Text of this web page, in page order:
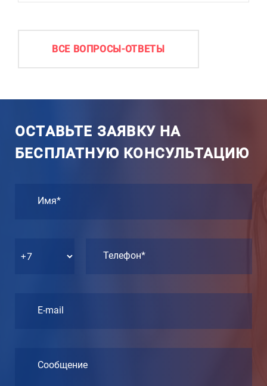
ВСЕ ВОПРОСЫ-ОТВЕТЫ
ОСТАВЬТЕ ЗАЯВКУ НА
БЕСПЛАТНУЮ КОНСУЛЬТАЦИЮ
Имя*
Телефон*
E-mail
Сообщение